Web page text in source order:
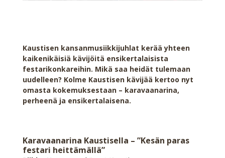
Kaustisen kansanmusiikkijuhlat kerää yhteen
kaikenikäisiä kävijöitä ensikertalaisista
festarikonkareihin. Mikä saa heidät tulemaan
uudelleen? Kolme Kaustisen kävijää kertoo nyt
omasta kokemuksestaan – karavaanarina,
perheenä ja ensikertalaisena.
Karavaanarina Kaustisella – ”Kesän paras
festari heittämällä”